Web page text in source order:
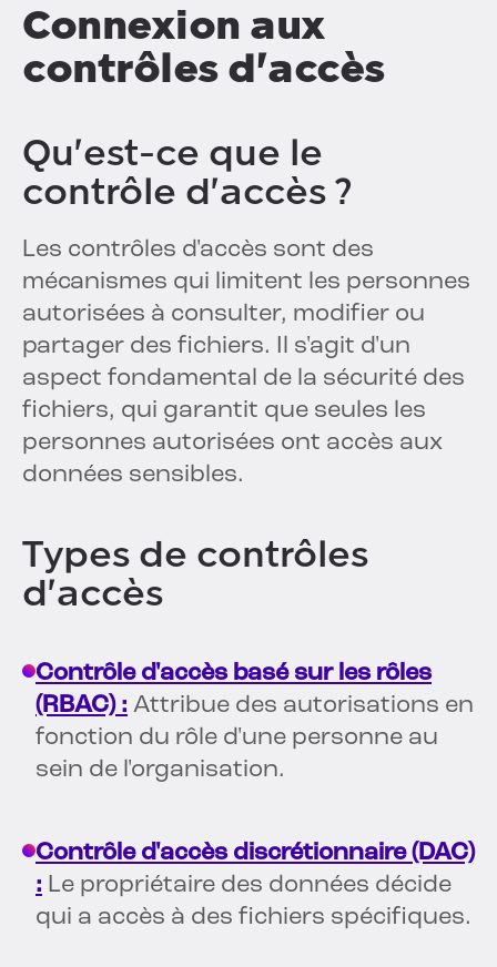
Connexion aux
contrôles d'accès
Qu'est-ce que le
contrôle d'accès ?
Les contrôles d'accès sont des
mécanismes qui limitent les personnes
autorisées à consulter, modifier ou
partager des fichiers. Il s'agit d'un
aspect fondamental de la sécurité des
fichiers, qui garantit que seules les
personnes autorisées ont accès aux
données sensibles.
Types de contrôles
d'accès
Contrôle d'accès basé sur les rôles
(RBAC) : Attribue des autorisations en
fonction du rôle d'une personne au
sein de l'organisation.
Contrôle d'accès discrétionnaire (DAC)
: Le propriétaire des données décide
qui a accès à des fichiers spécifiques.